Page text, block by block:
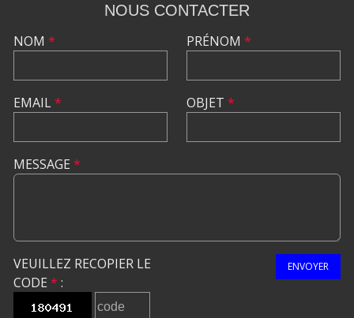
NOUS CONTACTER
NOM *
EMAIL*
PRÉNOM *
OBJET *
MESSAGE *
VEUILLEZ RECOPIER LE
CODE * :
ENVOYER